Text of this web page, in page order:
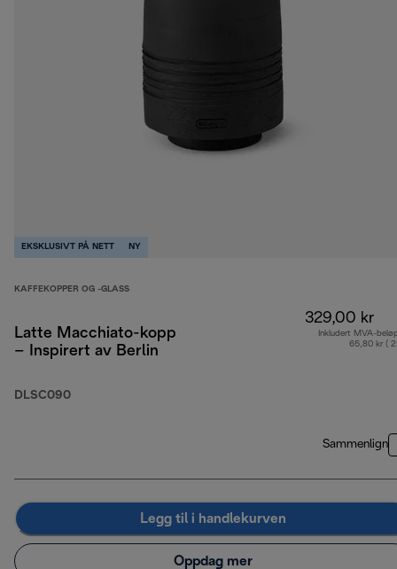
EKSKLUSIVT PÅ NETT NY
KAFFEKOPPER OG -GLASS
Latte Macchiato-kopp
– Inspirert av Berlin
DLSC090
329,00 kr
Inkludert MVA-
65,80 kr (
Sammenlign
Legg til i handlekurven
Oppdag mer